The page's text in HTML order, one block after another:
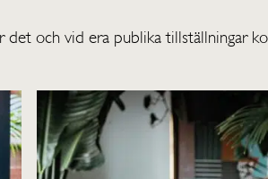
det och vid era publika tillställningar